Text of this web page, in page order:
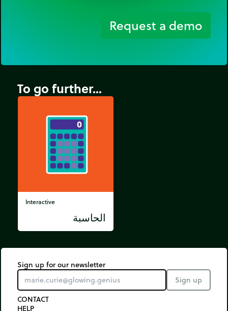
Request a demo
To go further...
Interactive
الحاسبة
Sign up for our newsletter
Sign up
CONTACT
HELP